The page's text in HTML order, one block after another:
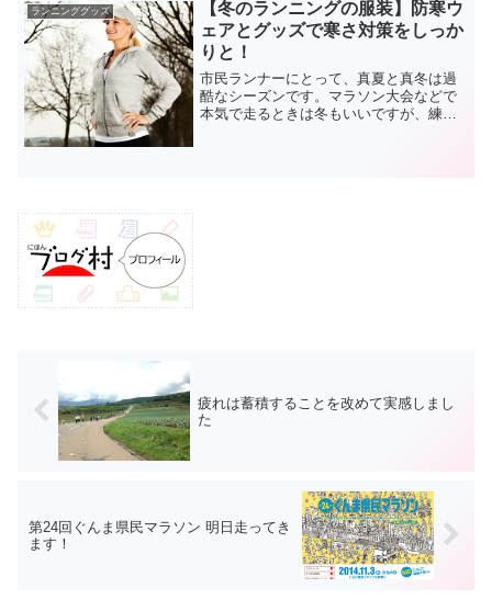
ランニンググッズ
【冬のランニングの服装】防寒ウ
ェアとグッズで寒さ対策をしっか
りと！
市民ランナーにとって、真夏と真冬は過
酷なシーズンです。マラソン大会などで
本気で走るときは冬もいいですが、練習
疲れは蓄積することを改めて実感しまし
た
第24回ぐんま県民マラソン 明日走ってき
ます！